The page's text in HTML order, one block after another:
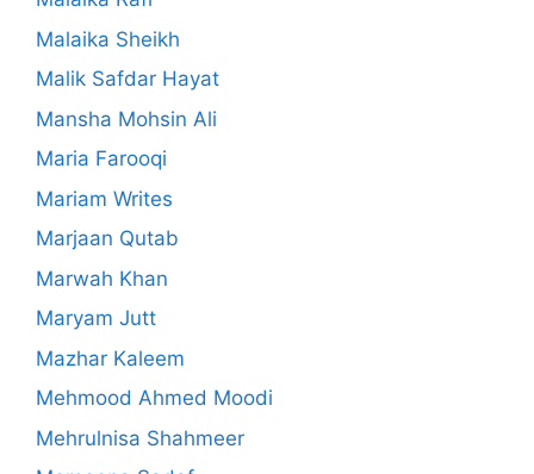
Malaika Sheikh
Malik Safdar Hayat
Mansha Mohsin Ali
Maria Farooqi
Mariam Writes
Marjaan Qutab
Marwah Khan
Maryam Jutt
Mazhar Kaleem
Mehmood Ahmed Moodi
Mehrulnisa Shahmeer